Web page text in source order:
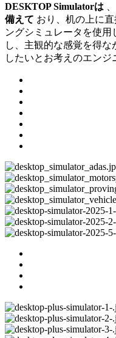
DESKTOP Simulatorは
備えて おり、机の上に
ングシミュレータを使用
し、主観的な感覚を得な
したいとお考えのエンジ